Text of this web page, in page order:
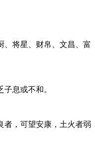
将星、财帛、文昌、富
息或不和。
，可望安康，土火者弱